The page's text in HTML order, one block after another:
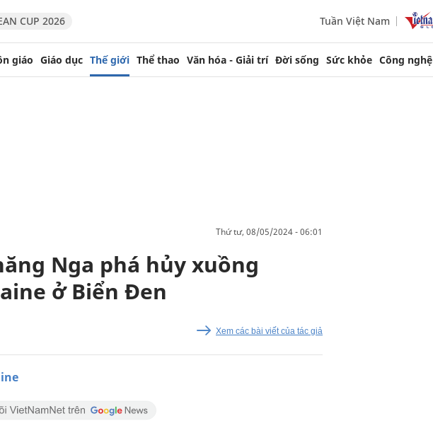
CUP 2026 Tuần Việt Nam
giáo Giáo dục Thế giới Thể thao Văn hóa - Giải trí Đời sống Sức khỏe Công nghệ
thứ tư, 08/05/2024 - 06:01
Nga phá hủy xuồng
ở Biển Đen
Xem các bài viết của tác giả